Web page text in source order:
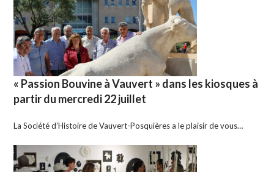
« Passion Bouvine à Vauvert » dans les kiosques à
partir du mercredi 22 juillet
La Société d’Histoire de Vauvert-Posquières a le plaisir de vous…